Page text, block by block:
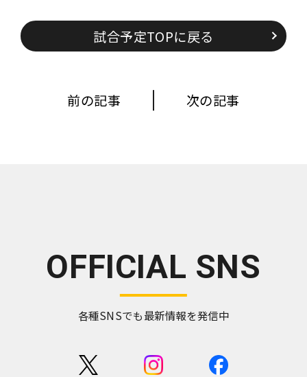
試合予定TOPに戻る
前の記事 次の記事
OFFICIAL SNS
各種SNSでも最新情報を発信中